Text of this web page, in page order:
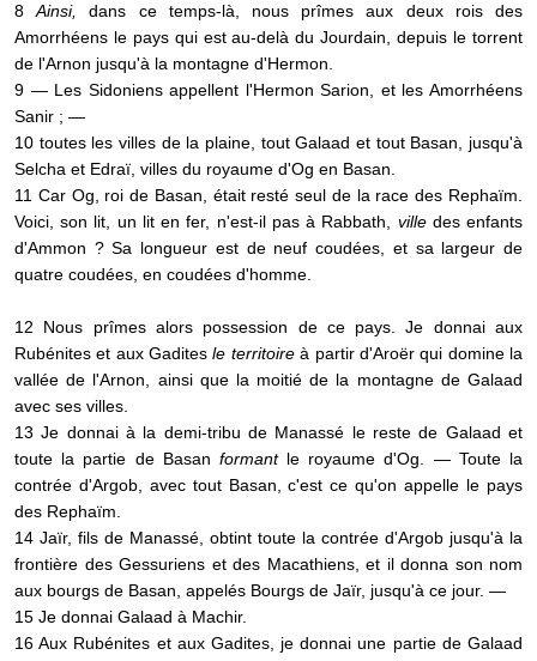
8Ainsi,
dans ce temps-là, nous prîmes aux deux rois des
Amorrhéens le pays qui est au-delà du Jourdain, depuis le torrent
de l'Arnon jusqu'à la montagne d'Hermon.
9 — Les Sidoniens appellent l'Hermon Sarion, et les Amorrhéens
Sanir ; —
10 toutes les villes de la plaine, tout Galaad et tout Basan, jusqu'à
Selcha et Edraï, villes du royaume d'Og en Basan.
11 Car Og, roi de Basan, était resté seul de la race des Rephaïm.
Voici, son lit, un lit en fer, n'est-il pas à Rabbath, villedes enfants
d'Ammon ? Sa longueur est de neuf coudées, et sa largeur de
quatre coudées, en coudées d'homme.
12 Nous prîmes alors possession de ce pays. Je donnai aux
Rubénites et aux Gaditesle territoireà partir d'Aroër qui domine la
vallée de l'Arnon, ainsi que la moitié de la montagne de Galaad
avec ses villes.
13 Je donnai à la demi-tribu de Manassé le reste de Galaad et
toute la partie de Basan formantle royaume d'Og. — Toute la
contrée d'Argob, avec tout Basan, c'est ce qu'on appelle le pays
des Rephaïm.
14 Jaïr, fils de Manassé, obtint toute la contrée d'Argob jusqu'à la
frontière des Gessuriens et des Macathiens, et il donna son nom
aux bourgs de Basan, appelés Bourgs de Jaïr, jusqu'à ce jour. —
15 Je donnai Galaad à Machir.
16 Aux Rubénites et aux Gadites, je donnai une partie de Galaad